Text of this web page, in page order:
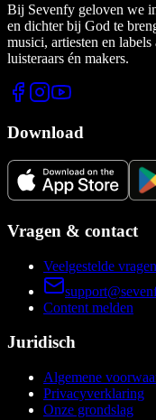
Bij Sevenfy geloven we
en dichter bij God te
musici, artiesten en
luisteraars én makers.
Download
Vragen & contact
Veelgestelde vragen
Content melden
Juridisch
Algemene
Privacyverklaring
Onze grondslag